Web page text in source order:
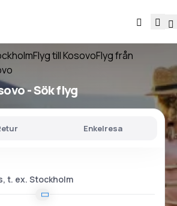
Flyg till KosovoFlyg från
- Sök flyg
Enkelresa